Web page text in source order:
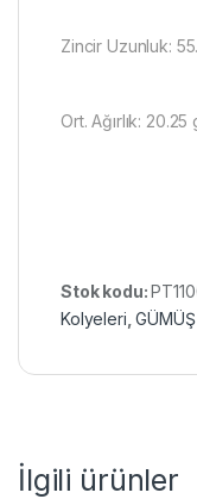
Zincir Uzunluk:
Ort. Ağırlık: 20.25
Stok kodu:
Kolyeleri ,
İlgili ürünler